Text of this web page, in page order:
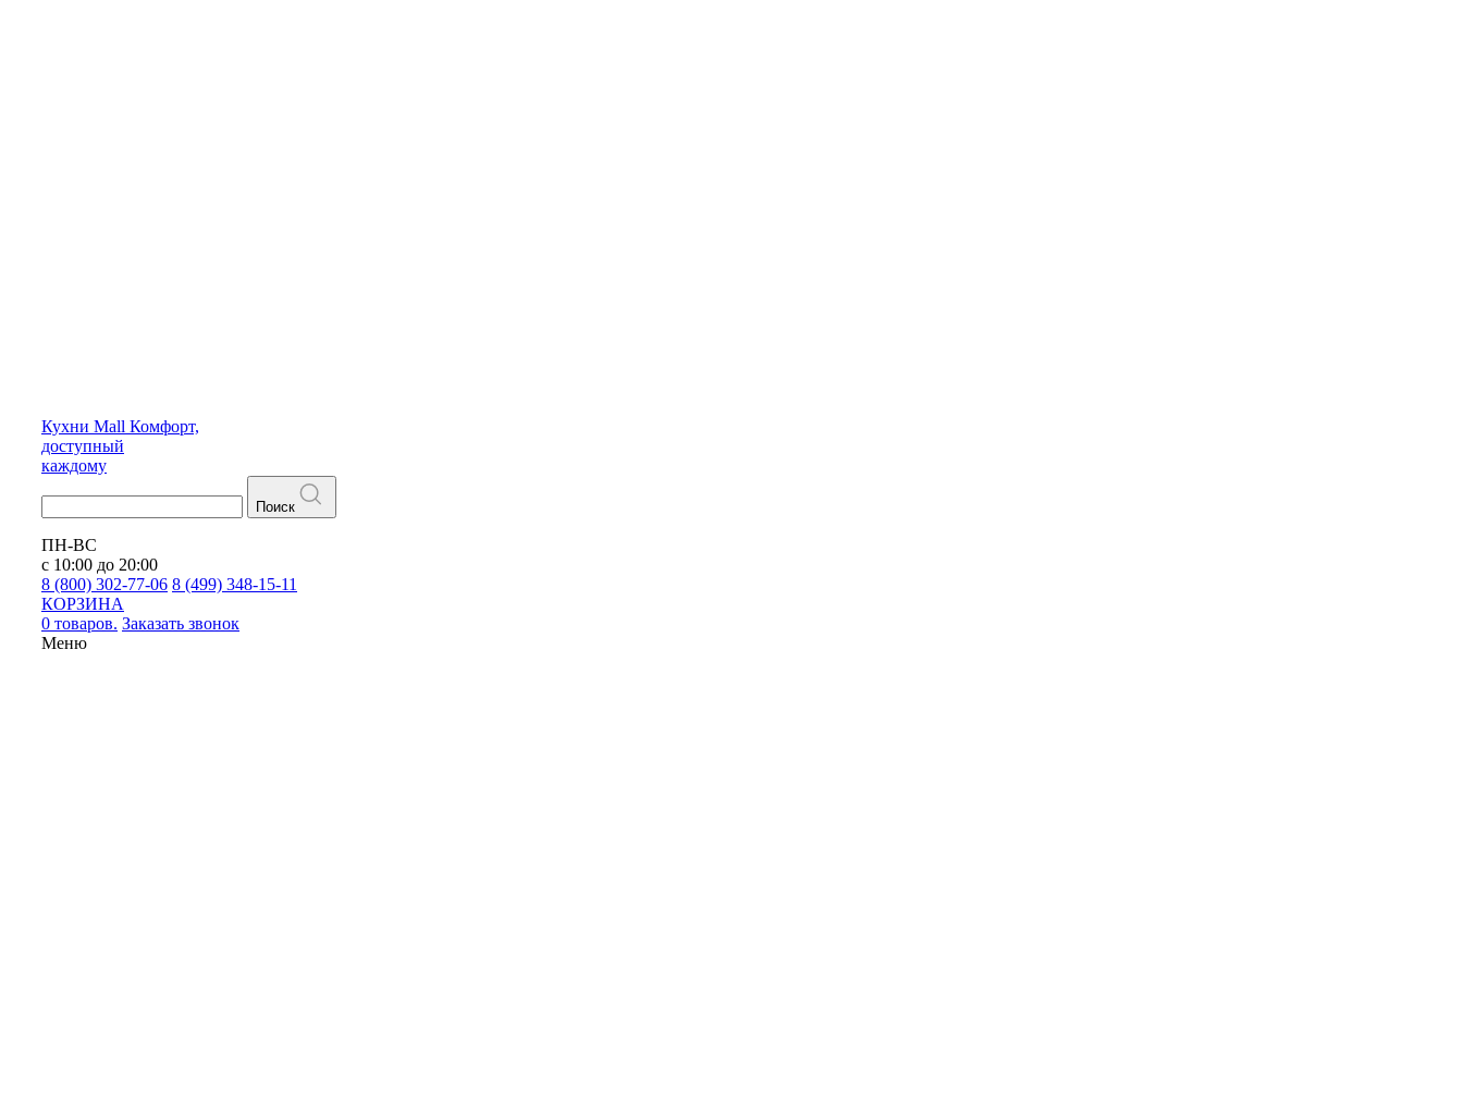
Кухни Mall Комфорт,
доступный
каждому
Поиск
ПН-ВС
с 10:00 до 20:00
8 (800) 302-77-06 8 (499) 348-15-11
КОРЗИНА
0 товаров. Заказать звонок
Меню